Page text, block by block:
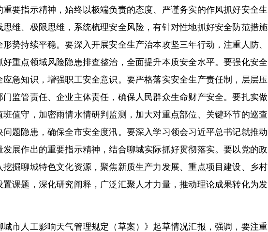
要指示精神，始终以极端负责的态度、严谨务实的作风抓好安全生
思维、极限思维，系统梳理安全风险，有针对性地抓好安全防范措施
势持续平稳。要深入开展安全生产治本攻坚三年行动，注重人防、
重点领域风险隐患排查整治，全面提升本质安全水平。要强化安全
急知识，增强职工安全意识。要严格落实安全生产责任制，层层压
门监管责任、企业主体责任，确保人民群众生命财产安全。要扎实做
值守，加密雨情水情研判监测，加大对重点部位、关键环节的巡查
问题隐患，确保全市安全度汛。要深入学习领会习近平总书记就推动
展作出的重要指示精神，结合聊城实际抓好贯彻落实。要以党的政
掘聊城特色文化资源，聚焦新质生产力发展、重点项目建设、乡村
课题，深化研究阐释，广泛汇聚人才力量，推动理论成果转化为发
人工影响天气管理规定（草案）》起草情况汇报，强调，要注重